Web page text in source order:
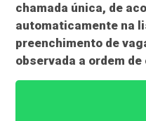
chamada única, de
automaticamente na
preenchimento de
observada a ordem